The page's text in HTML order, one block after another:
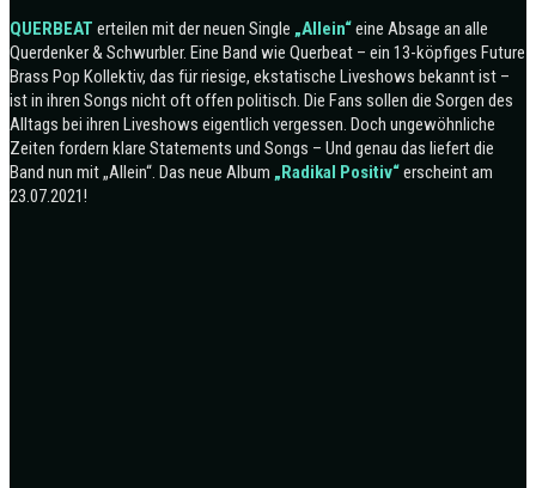
QUERBEAT erteilen mit der neuen Single „Allein“eine Absage an alle
Querdenker & Schwurbler. Eine Band wie Querbeat – ein 13-köpfiges Future
Brass Pop Kollektiv, das für riesige, ekstatische Liveshows bekannt ist –
ist in ihren Songs nicht oft offen politisch. Die Fans sollen die Sorgen des
Alltags bei ihren Liveshows eigentlich vergessen. Doch ungewöhnliche
Zeiten fordern klare Statements und Songs – Und genau das liefert die
Band nun mit „Allein“. Das neue Album „Radikal Positiv“erscheint am
23.07.2021!